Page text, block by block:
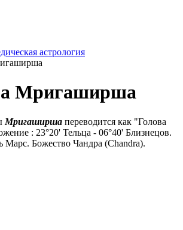
астрология
Мригаширша
Мригаширша переводится как "Голова
: 23°20' Тельца - 06°40' Близнецов.
Марс. Божество Чандра (Chandra).